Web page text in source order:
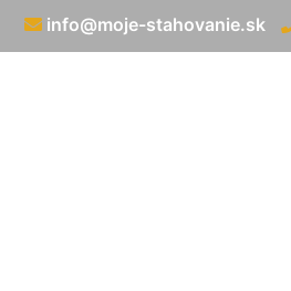
info@moje-stahovanie.sk